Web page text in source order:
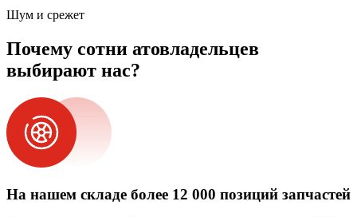
Шум и срежет
Почему сотни атовладельцев
выбирают нас?
На нашем складе более 12 000 позиций запчастей